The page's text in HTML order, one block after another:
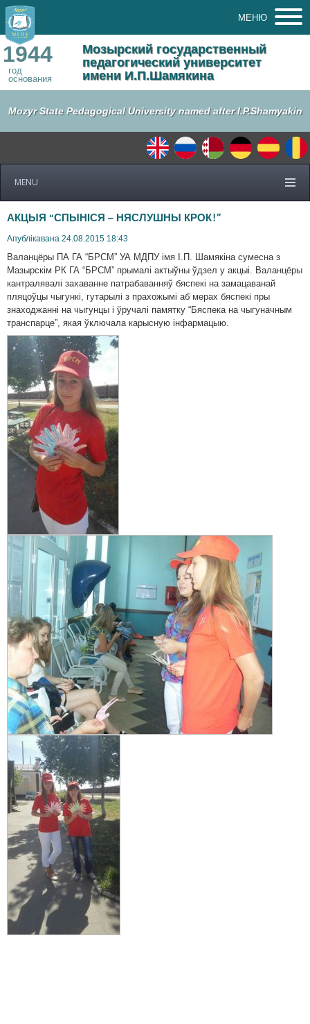
МЕНЮ
1944
год
основания
Мозырский государственный
педагогический университет
имени И.П.Шамякина
Mozyr State Pedagogical University named after I.P.Shamyakin
MENU
АКЦЫЯ “СПЫНІСЯ – НЯСЛУШНЫ КРОК!”
Апублікавана 24.08.2015 18:43
Валанцёры ПА ГА “БРСМ” УА МДПУ імя І.П. Шамякіна сумесна з
Мазырскім РК ГА “БРСМ” прымалі актыўны ўдзел у акцыі. Валанцёры
кантралявалі захаванне патрабаванняў бяспекі на замацаванай
пляцоўцы чыгункі, гутарылі з прахожымі аб мерах бяспекі пры
знаходжанні на чыгунцы і ўручалі памятку “Бяспека на чыгуначным
транспарце”, якая ўключала карысную інфармацыю.